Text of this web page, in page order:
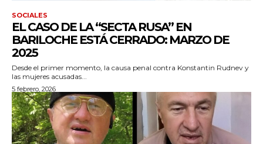
SOCIALES
EL CASO DE LA “SECTA RUSA” EN
BARILOCHE ESTÁ CERRADO: MARZO DE
2025
Desde el primer momento, la causa penal contra Konstantin Rudnev y
las mujeres acusadas...
5 febrero, 2026